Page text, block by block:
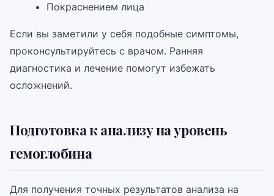
Покраснением лица
Если вы заметили у себя подобные симптомы,
проконсультируйтесь с врачом. Ранняя
диагностика и лечение помогут избежать
осложнений.
Подготовка к анализу на уровень
гемоглобина
Для получения точных результатов анализа на